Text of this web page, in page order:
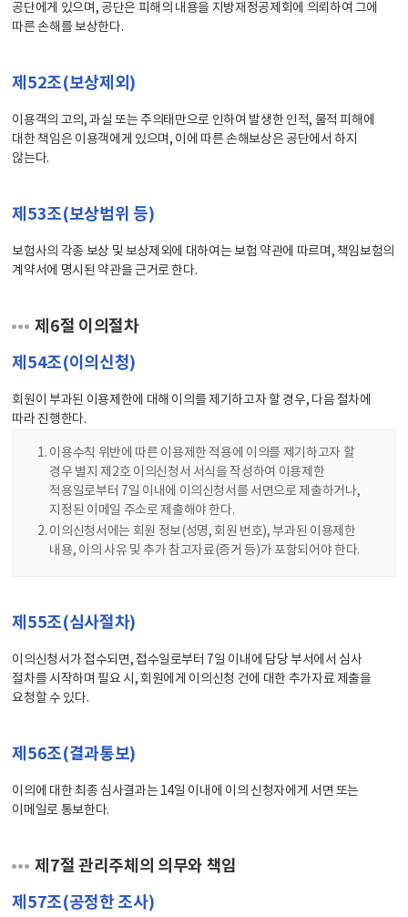
공단에게 있으며, 공단은 피해의 내용을 지방재정공제회에 의뢰하여 그에
따른 손해를 보상한다.
제52조(보상제외)
이용객의 고의, 과실 또는 주의태만으로 인하여 발생한 인적, 물적 피해에
대한 책임은 이용객에게 있으며, 이에 따른 손해보상은 공단에서 하지
않는다.
제53조(보상범위 등)
보험사의 각종 보상 및 보상제외에 대하여는 보험 약관에 따르며, 책임보험의
계약서에 명시된 약관을 근거로 한다.
제6절 이의절차
제54조(이의신청)
회원이 부과된 이용제한에 대해 이의를 제기하고자 할 경우, 다음 절차에
따라 진행한다.
이용수칙 위반에 따른 이용제한 적용에 이의를 제기하고자 할
경우 별지 제2호 이의신청서 서식을 작성하여 이용제한
적용일로부터 7일 이내에 이의신청서를 서면으로 제출하거나,
지정된 이메일 주소로 제출해야 한다.
이의신청서에는 회원 정보(성명, 회원 번호), 부과된 이용제한
내용, 이의 사유 및 추가 참고자료(증거 등)가 포함되어야 한다.
제55조(심사절차)
이의신청서가 접수되면, 접수일로부터 7일 이내에 담당 부서에서 심사
절차를 시작하며 필요 시, 회원에게 이의신청 건에 대한 추가자료 제출을
요청할 수 있다.
제56조(결과통보)
이의에 대한 최종 심사결과는 14일 이내에 이의 신청자에게 서면 또는
이메일로 통보한다.
제7절 관리주체의 의무와 책임
제57조(공정한 조사)